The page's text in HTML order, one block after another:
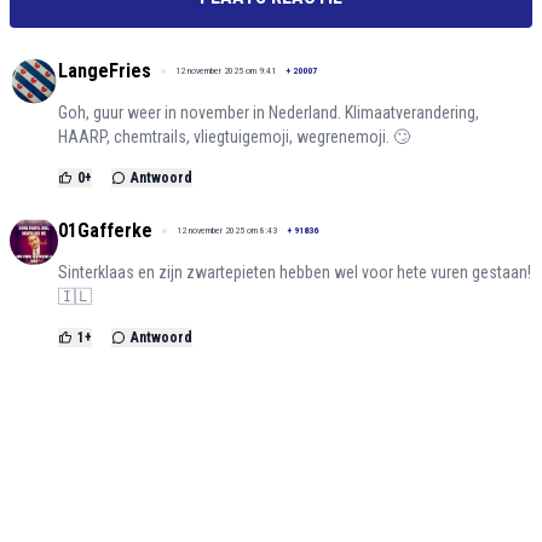
LangeFries 12 november 2025 om 9:41 + 20007
Goh, guur weer in november in Nederland. Klimaatverandering,
HAARP, chemtrails, vliegtuigemoji, wegrenemoji. 🙄
0+ Antwoord
01Gafferke 12 november 2025 om 8:43 + 91836
Sinterklaas en zijn zwartepieten hebben wel voor hete vuren gestaan!
🇮🇱
1 + Antwoord